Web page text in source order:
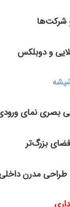
شرکت‌ها
و دوبلکس
بصری نمای
بزرگ‌تر
مدرن